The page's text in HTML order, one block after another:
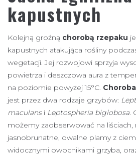
kapustnych
Kolejną groźną chorobą rzepaku
kapustnych atakująca rośliny
wegetacji. Jej rozwojowi sprzyja
powietrza i deszczowa aura z
na poziomie powyżej 15°C.
jest przez dwa rodzaje grzybów:
maculansi Leptospheria biglobosa.
możemy zaobserwować na
jasnobrunatne, owalne plamy z
widocznymi owocnikami grzyba,